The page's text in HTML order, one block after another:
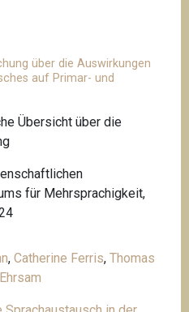
über die Auswirkungen
auf Primar- und
Übersicht über die
für Mehrsprachigkeit,
,Catherine Ferris,Thomas